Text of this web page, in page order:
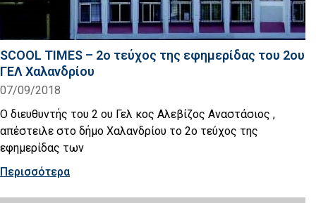
SCOOL TIMES – 2ο τεύχος της εφημερίδας του 2ου
ΓΕΛ Χαλανδρίου
07/09/2018
Ο διευθυντής του 2 ου Γελ κος Αλεβίζος Αναστάσιος ,
απέστειλε στο δήμο Χαλανδρίου το 2o τεύχος της
εφημερίδας των
Περισσότερα